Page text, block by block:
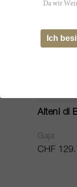
Alteni di
Gaja
CHF
Da wir
Ich